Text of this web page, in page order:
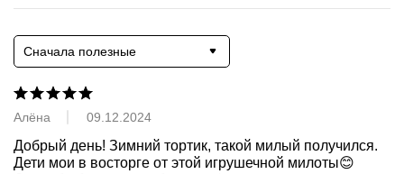
Сначала полезные
Алёна 09.12.2024
Добрый день! Зимний тортик, такой милый получился.
Дети мои в восторге от этой игрушечной милоты😊